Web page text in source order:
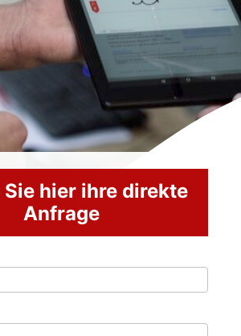
hier ihre direkte
Anfrage